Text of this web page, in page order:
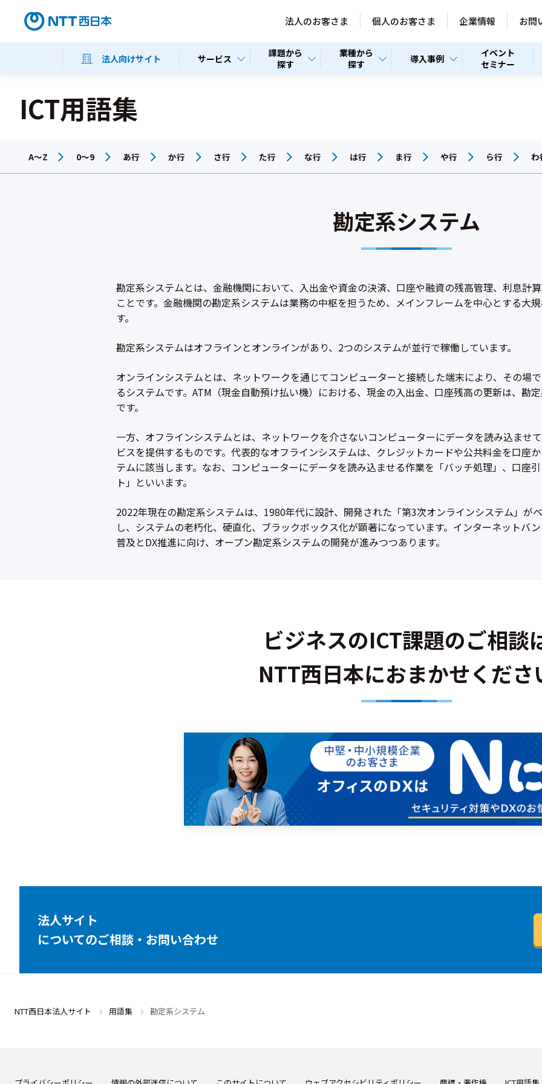
法人のお客さま 個人のお客さま 企業情報 お問
法人向けサイト サービス
課題から
探す
業種から
探す
導入事例
イベント
セミナー
ICT用語集
A～Z 0～9 あ行 か行 さ行 た行 な行 は行 ま行 や行 ら行 わ
勘定系システム
勘定系システムとは、金融機関において、入出金や資金の決済、口座や融資の残高管理、利息計
ことです。金融機関の勘定系システムは業務の中枢を担うため、メインフレームを中心とする大
す。
勘定系システムはオフラインとオンラインがあり、2つのシステムが並行で稼働しています。
オンラインシステムとは、ネットワークを通じてコンピューターと接続した端末により、その場
るシステムです。ATM（現金自動預け払い機）における、現金の入出金、口座残高の更新は、勘
です。
一方、オフラインシステムとは、ネットワークを介さないコンピューターにデータを読み込ませ
ビスを提供するものです。代表的なオフラインシステムは、クレジットカードや公共料金を口座
テムに該当します。なお、コンピューターにデータを読み込ませる作業を「バッチ処理」、口座
ト」といいます。
2022年現在の勘定系システムは、1980年代に設計、開発された「第3次オンラインシステム」が
し、システムの老朽化、硬直化、ブラックボックス化が顕著になっています。インターネットバ
普及とDX推進に向け、オープン勘定系システムの開発が進みつつあります。
ビジネスのICT課題のご相談
NTT西日本におまかせくださ
法人サイト
についてのご相談・お問い合わせ
NTT西日本法人サイト 用語集 勘定系システム